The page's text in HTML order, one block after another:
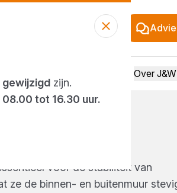
Over
voor de stabiliteit van
ze de binnen- en buitenmuur
gewijzigd zijn.
08.00 tot 16.30 uur.